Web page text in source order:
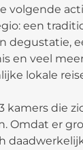
volgende
een
degustatie,
en veel
lokale
kamers die
Omdat er